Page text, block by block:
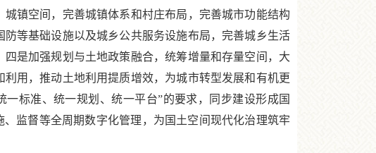
镇空间，完善城镇体系和村庄布局，完善城市功能结构
等基础设施以及城乡公共服务设施布局，完善城乡生活
是加强规划与土地政策融合，统筹增量和存量空间，大
用，推动土地利用提质增效，为城市转型发展和有机更
标准、统一规划、统一平台”的要求，同步建设形成国
监督等全周期数字化管理，为国土空间现代化治理筑牢